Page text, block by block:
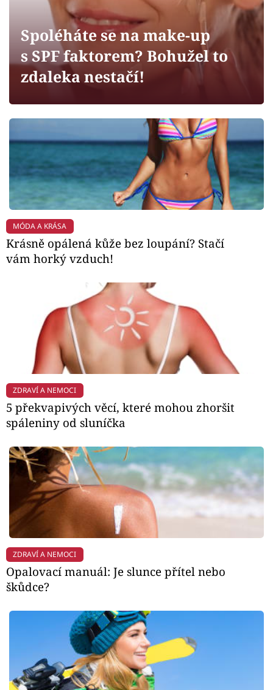
Sledujte prima+
Filmový festival Karlovy Vary
Mámy sobě
Přihlášení
Sledujte nás
Spoléháte se na make-up
s SPF faktorem? Bohužel to
zdaleka nestačí!
MÓDA A KRÁSA
Krásně opálená kůže bez loupání? Stačí
vám horký vzduch!
ZDRAVÍ A NEMOCI
5 překvapivých věcí, které mohou zhoršit
spáleniny od sluníčka
ZDRAVÍ A NEMOCI
Opalovací manuál: Je slunce přítel nebo
škůdce?